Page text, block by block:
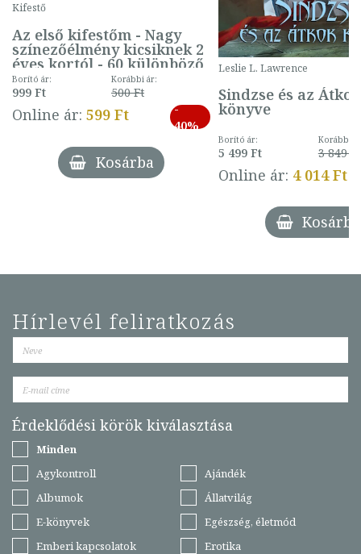
Kifestő
Az első kifestőm - Nagy
színezőélmény kicsiknek 2
éves kortól - 60 különböző
mintával (gombás)
Borító ár:
999 Ft
Korábbi ár:
500 Ft
Online ár: 599 Ft
-
40%
Kosárba
Leslie L. Lawrence
Sindzse és az Átkok
könyve
Borító ár:
5 499 Ft
Korábbi
3 849 Ft
Online ár: 4 014 Ft
Kosárba
Hírlevél feliratkozás
Érdeklődési körök kiválasztása
Minden
Agykontroll
Ajándék
Albumok
Állatvilág
E-könyvek
Egészség, életmód
Emberi kapcsolatok
Erotika